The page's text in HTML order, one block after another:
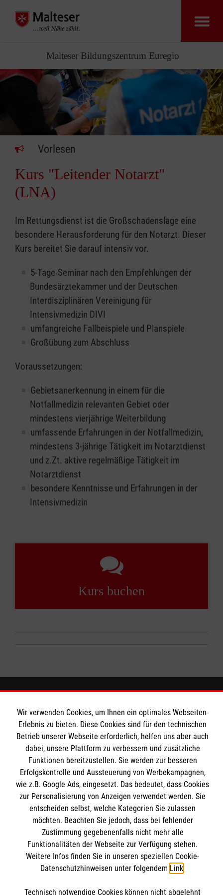
Malteser Bildungszentrum Euregio
Vorlesen
Kurs "Leitender Notarzt"
(LNA)
Im Rettungsdienst ist die Großschadenslage eine
besondere Herausforderung für den Notarzt. Dieser
Kurs bereitet Sie darauf intensiv vor.
5-Tage-Seminar nach den Empfehlungen der
Bundesärztekammer und der Deutschen
Interdisziplinären Vereinigung für
Intensivmedizin DIVI
umfangreiche Fallbeispiele und Planspiele
Großübung zum Abschluss
Voraussetzungen:
Gebietsanerkennung in einem für die
Notfallmedizin relevanten Gebiet oder
mindestens vierjährige Weiterbildung
umfassende Erfahrungen in der Notfallmedizin,
mindestens 3-jährige Tätigkeit im Notarztdienst
und z.Zt. aktive regelmäßige Tätigkeit im
Notarztdienst
besondere Kenntnisse und Erfahrungen in der
Intensivmedizin
Kurs buchen
MBZ Euregio
Kurse für Ärzte
Kurse für Rettungsdienstler
Internationale Kurskonzepte
Informationen
Impressum
Datenschutz
AGB
Malteser online
Malteserorden
Malteser Jugend
Malteser International
Wir verwenden Cookies, um Ihnen ein optimales Webseiten-
Erlebnis zu bieten. Diese Cookies sind für den technischen
Betrieb unserer Webseite erforderlich, helfen uns aber auch
dabei, unsere Plattform zu verbessern und zusätzliche
Funktionen bereitzustellen. Sie werden zur besseren
Erfolgskontrolle und Aussteuerung von Werbekampagnen,
wie z.B. Google Ads, eingesetzt. Das bedeutet, dass Cookies
zur Personalisierung von Anzeigen verwendet werden. Sie
entscheiden selbst, welche Kategorien Sie zulassen
möchten. Beachten Sie jedoch, dass bei fehlender
Zustimmung gegebenenfalls nicht mehr alle
Funktionalitäten der Webseite zur Verfügung stehen.
Weitere Infos finden Sie in unseren speziellen Cookie-
Datenschutzhinweisen unter folgendem Link.
Technisch notwendige Cookies können nicht abgelehnt